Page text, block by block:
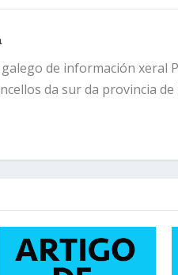
de información xeral
da sur da provincia